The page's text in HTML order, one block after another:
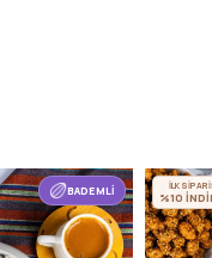
BADEMLİ İLK
%10